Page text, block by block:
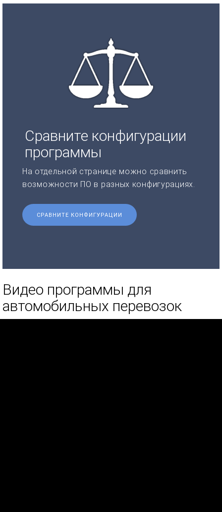
Сравните конфигурации
программы
На отдельной странице можно сравнить
возможности ПО в разных конфигурациях.
СРАВНИТЕ КОНФИГУРАЦИИ
Видео программы для
автомобильных перевозок